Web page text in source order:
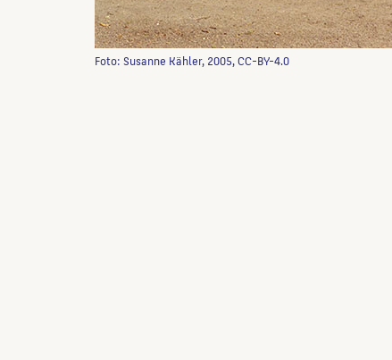
Foto: Susanne Kähler, 2005, CC-BY-4.0